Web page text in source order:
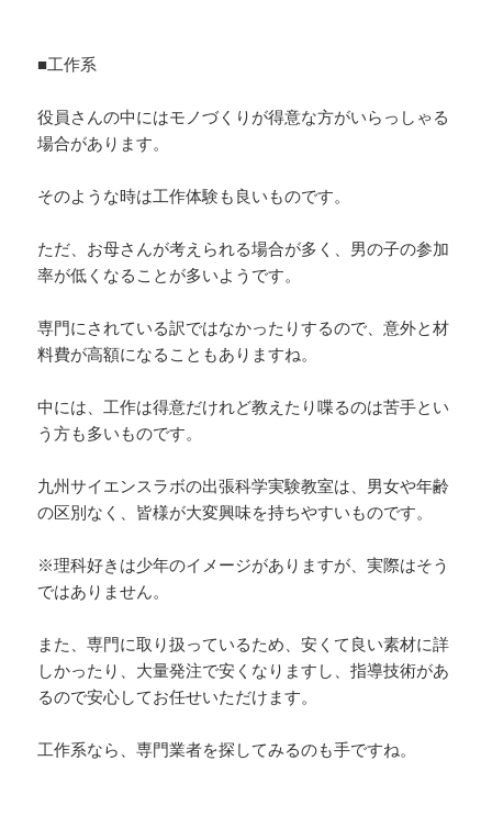
■工作系
役員さんの中にはモノづくりが得意な方がいらっしゃる
場合があります。
そのような時は工作体験も良いものです。
ただ、お母さんが考えられる場合が多く、男の子の参加
率が低くなることが多いようです。
専門にされている訳ではなかったりするので、意外と材
料費が高額になることもありますね。
中には、工作は得意だけれど教えたり喋るのは苦手とい
う方も多いものです。
九州サイエンスラボの出張科学実験教室は、男女や年齢
の区別なく、皆様が大変興味を持ちやすいものです。
※理科好きは少年のイメージがありますが、実際はそう
ではありません。
また、専門に取り扱っているため、安くて良い素材に詳
しかったり、大量発注で安くなりますし、指導技術があ
るので安心してお任せいただけます。
工作系なら、専門業者を探してみるのも手ですね。